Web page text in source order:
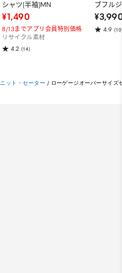
シャツ(半袖)MN
¥1,490
8/13までアプリ会員特別価格
リサイクル素材
4.2 (14)
ブフル
ーパー
ット）
4.9
ニット・セーター / ローゲージオーバーサイズ